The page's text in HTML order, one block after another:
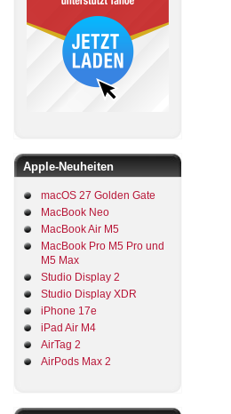
Apple-Neuheiten
macOS 27 Golden Gate
MacBook Neo
MacBook Air M5
MacBook Pro M5 Pro und
M5 Max
Studio Display 2
Studio Display XDR
iPhone 17e
iPad Air M4
AirTag 2
AirPods Max 2